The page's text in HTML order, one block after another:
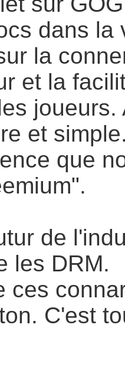
dans la
la
et la
et
que
de
les DRM.
ces
C'est